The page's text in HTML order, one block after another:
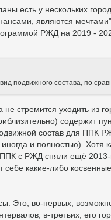
есть у нескольких
являются
РЖД на 2019 -
подвижного состава, по
стремится уходить из
содержит
состав для ППК
и полностью). Хотя
ППК с РЖД сняли ещё
какие-либо
Это, во-первых,
в-третьих, его